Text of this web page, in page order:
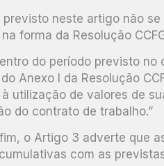
previsto neste artigo não
forma da Resolução
do período previsto
do Anexo I da Resolução
utilização de valores de
do contrato de trabalho.”
o Artigo 3 adverte que
com as